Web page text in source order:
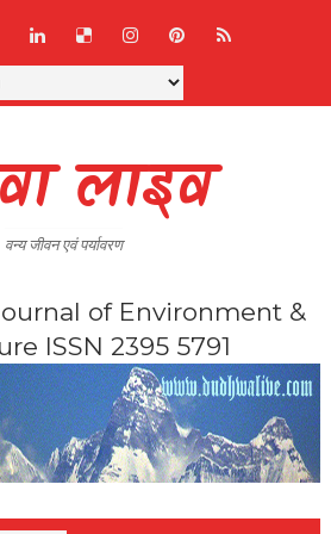
लाइव
वन्य जीवन एवं पर्यावरण
of Environment &
ISSN 2395 5791